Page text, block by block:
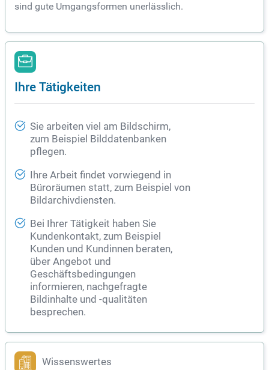
sind gute Umgangsformen unerlässlich.
Ihre Tätigkeiten
Sie arbeiten viel am Bildschirm,
zum Beispiel Bilddatenbanken
pflegen.
Ihre Arbeit findet vorwiegend in
Büroräumen statt, zum Beispiel von
Bildarchivdiensten.
Bei Ihrer Tätigkeit haben Sie
Kundenkontakt, zum Beispiel
Kunden und Kundinnen beraten,
über Angebot und
Geschäftsbedingungen
informieren, nachgefragte
Bildinhalte und -qualitäten
besprechen.
Wissenswertes